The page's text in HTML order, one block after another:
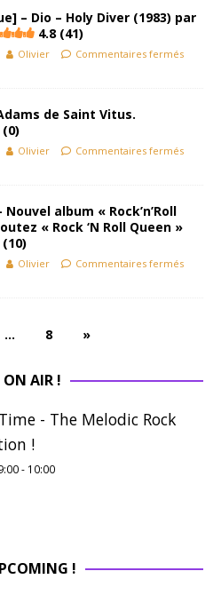
– Dio – Holy Diver (1983) par
4.8 (41)
Olivier Commentaires fermés
de Saint Vitus.
(0)
Olivier Commentaires fermés
album « Rock’n’Roll
« Rock ‘N Roll Queen »
(10)
Olivier Commentaires fermés
… 8 »
ON AIR !
- The Melodic Rock
!
- 10:00
!